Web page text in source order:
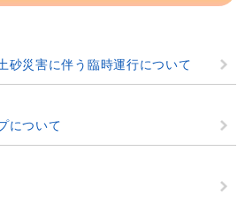
砂災害に伴う臨時運行について
について